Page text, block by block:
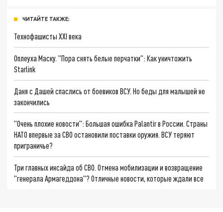
ЧИТАЙТЕ ТАКЖЕ:
Технофашисты XXI века
Оплеуха Маску. "Пора снять белые перчатки": Как уничтожить
Starlink
Даня с Дашей спаслись от боевиков ВСУ. Но беды для малышей не
закончились
"Очень плохие новости": Большая ошибка Palantir в России. Страны
НАТО впервые за СВО остановили поставки оружия. ВСУ теряют
приграничье?
Три главных инсайда об СВО. Отмена мобилизации и возвращение
"генерала Армагеддона"? Отличные новости, которые ждали все